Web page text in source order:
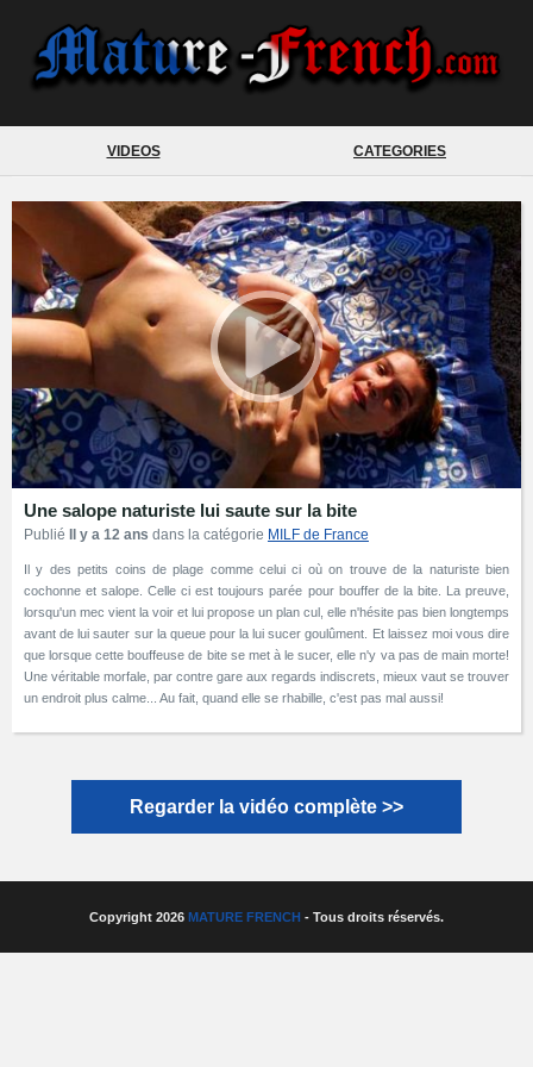
VIDEOS CATEGORIES
Une salope naturiste lui saute sur la bite
Publié Il y a 12 ans dans la catégorie MILF de France
Il y des petits coins de plage comme celui ci où on trouve de la naturiste bien
cochonne et salope. Celle ci est toujours parée pour bouffer de la bite. La preuve,
lorsqu'un mec vient la voir et lui propose un plan cul, elle n'hésite pas bien longtemps
avant de lui sauter sur la queue pour la lui sucer goulûment. Et laissez moi vous dire
que lorsque cette bouffeuse de bite se met à le sucer, elle n'y va pas de main morte!
Une véritable morfale, par contre gare aux regards indiscrets, mieux vaut se trouver
un endroit plus calme... Au fait, quand elle se rhabille, c'est pas mal aussi!
Regarder la vidéo complète >>
Copyright 2026 MATURE FRENCH - Tous droits réservés.